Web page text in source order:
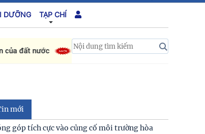
DƯỠNG TẠP CHÍ
đất nước Hoàn thiện quy định về
mới
góp tích cực vào củng cố môi trường hòa